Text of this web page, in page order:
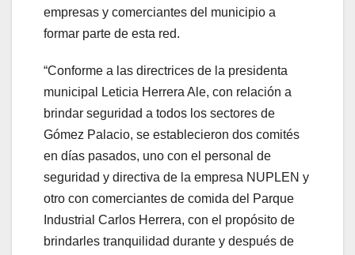
empresas y comerciantes del municipio a
formar parte de esta red.
“Conforme a las directrices de la presidenta
municipal Leticia Herrera Ale, con relación a
brindar seguridad a todos los sectores de
Gómez Palacio, se establecieron dos comités
en días pasados, uno con el personal de
seguridad y directiva de la empresa NUPLEN y
otro con comerciantes de comida del Parque
Industrial Carlos Herrera, con el propósito de
brindarles tranquilidad durante y después de